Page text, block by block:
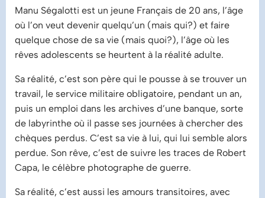
Manu Ségalotti est un jeune Français de 20 ans, l’âge
où l’on veut devenir quelqu’un (mais qui?) et faire
quelque chose de sa vie (mais quoi?), l’âge où les
rêves adolescents se heurtent à la réalité adulte.
Sa réalité, c’est son père qui le pousse à se trouver un
travail, le service militaire obligatoire, pendant un an,
puis un emploi dans les archives d’une banque, sorte
de labyrinthe où il passe ses journées à chercher des
chèques perdus. C’est sa vie à lui, qui lui semble alors
perdue. Son rêve, c’est de suivre les traces de Robert
Capa, le célèbre photographe de guerre.
Sa réalité, c’est aussi les amours transitoires, avec